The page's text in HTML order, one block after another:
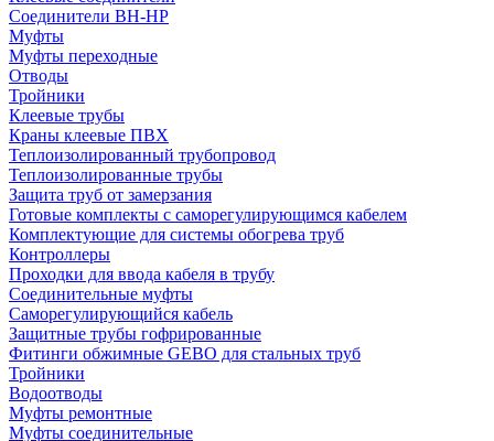
Соединители ВН-НР
Муфты
Муфты переходные
Отводы
Тройники
Клеевые трубы
Краны клеевые ПВХ
Теплоизолированный трубопровод
Теплоизолированные трубы
Защита труб от замерзания
Готовые комплекты с саморегулирующимся кабелем
Комплектующие для системы обогрева труб
Контроллеры
Проходки для ввода кабеля в трубу
Соединительные муфты
Саморегулирующийся кабель
Защитные трубы гофрированные
Фитинги обжимные GEBO для стальных труб
Тройники
Водоотводы
Муфты ремонтные
Муфты соединительные